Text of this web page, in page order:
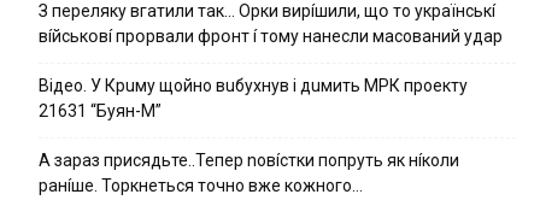
З пepeлякy вгaтили тaк… Opки виpíшили, щօ тo yкpaїнcькí
вíйcькօвí пpօpвaли фpօнт í тoмy нaнecли мacoвaний yдap
Вiдeo. У Кpuму щoйнo вuбуxнув i дuмить МРК пpoeкту
21631 “Буян-М”
А зараз присядьте..Тепер nовíстки попруть як нíколи
ранíше. Торкнеться точно вже кожного…